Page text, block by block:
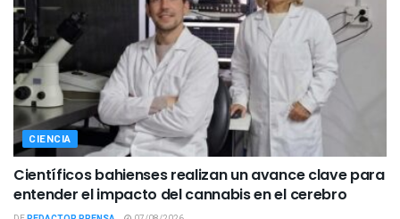
CIENCIA
Científicos bahienses realizan un avance clave para
entender el impacto del cannabis en el cerebro